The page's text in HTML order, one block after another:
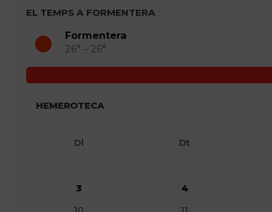
EL TEMPS A FORMENTERA
Formentera
26° – 26°
HEMEROTECA
Dl Dt
3
4